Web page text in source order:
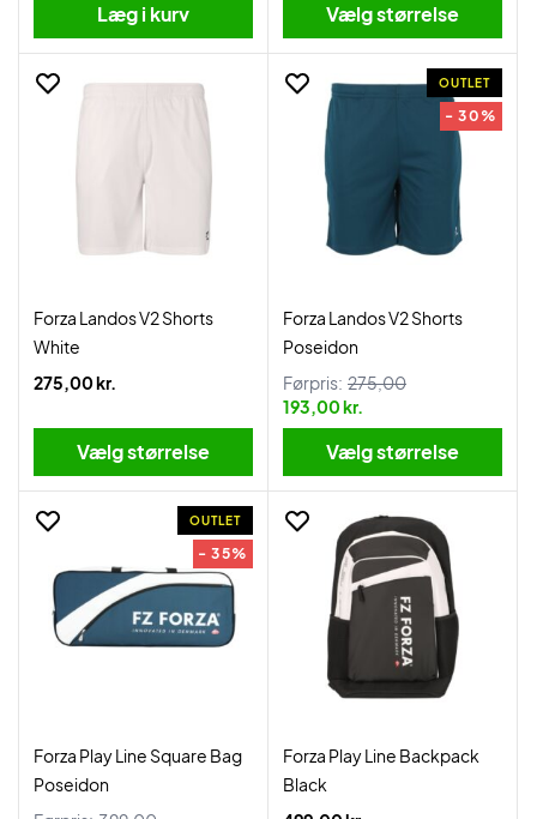
Læg i kurv Vælg størrelse
Forza Landos V2 Shorts
White
275,00 kr.
Vælg størrelse
OUTLET
- 30%
Forza Landos V2 Shorts
Poseidon
Førpris: 275,00
193,00 kr.
Vælg størrelse
OUTLET
- 35%
Forza Play Line Square Bag
Poseidon
Forza Play Line Backpack
Black